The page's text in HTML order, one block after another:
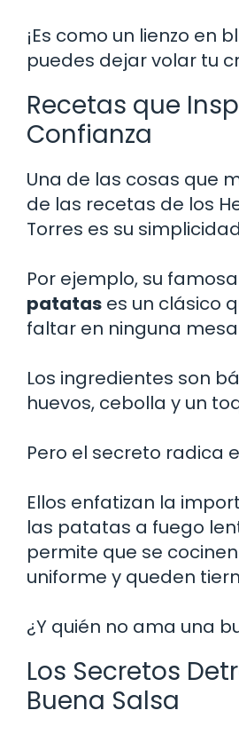
¡Es como un lienzo en
puedes dejar volar tu
Recetas que
Confianza
Una de las cosas que
de las recetas de los
Torres es su
Por ejemplo, su famosa
patatas es un clásico
faltar en ninguna
Los ingredientes son
huevos, cebolla y un
Pero el secreto radica
Ellos enfatizan la
las patatas a fuego
permite que se
uniforme y queden
¿Y quién no ama una
Los Secretos
Buena Salsa